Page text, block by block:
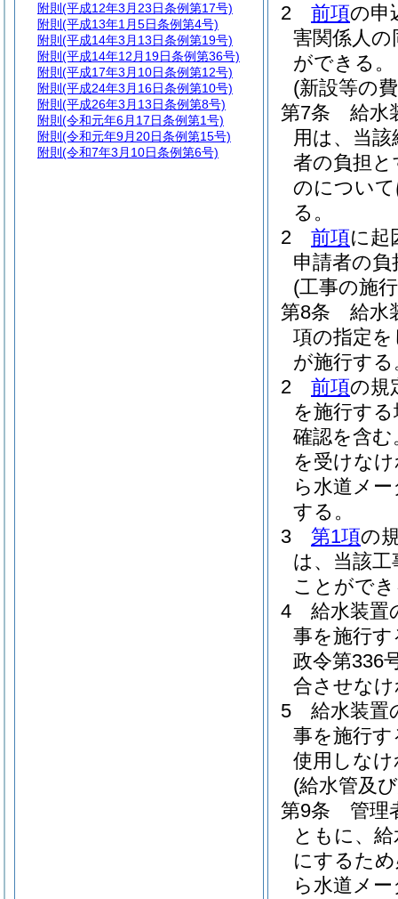
2
前項の申
害関係人
ができる。
(新設等の
第7条
給水
用は、当
者の負担
のについ
る。
2
前項に起
申請者の
(工事の施
第8条
給水
項の指定
が施行する
2
前項の規
を施行す
確認を含む
を受けな
ら水道メ
する。
3
第1項の
は、当該
ことがで
4
給水装置
事を施行
政令第336
合させな
5
給水装置
事を施行
使用しな
(給水管及
第9条
管理
ともに、
にするた
ら水道メ
附則 (平成12年3月23日条例第17号)
附則 (平成13年1月5日条例第4号)
附則 (平成14年3月13日条例第19号)
附則 (平成14年12月19日条例第36号)
附則 (平成17年3月10日条例第12号)
附則 (平成24年3月16日条例第10号)
附則 (平成26年3月13日条例第8号)
附則 (令和元年6月17日条例第1号)
附則 (令和元年9月20日条例第15号)
附則 (令和7年3月10日条例第6号)